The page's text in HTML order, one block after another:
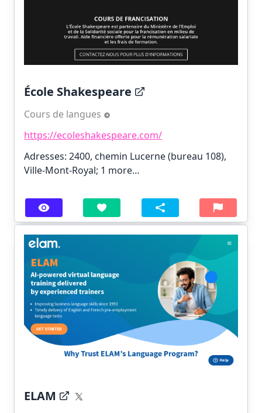
École Shakespeare
Cours de langues
https://ecoleshakespeare.com/
Adresses: 2400, chemin Lucerne (bureau 108),
Ville-Mont-Royal; 1 more…
ELAM